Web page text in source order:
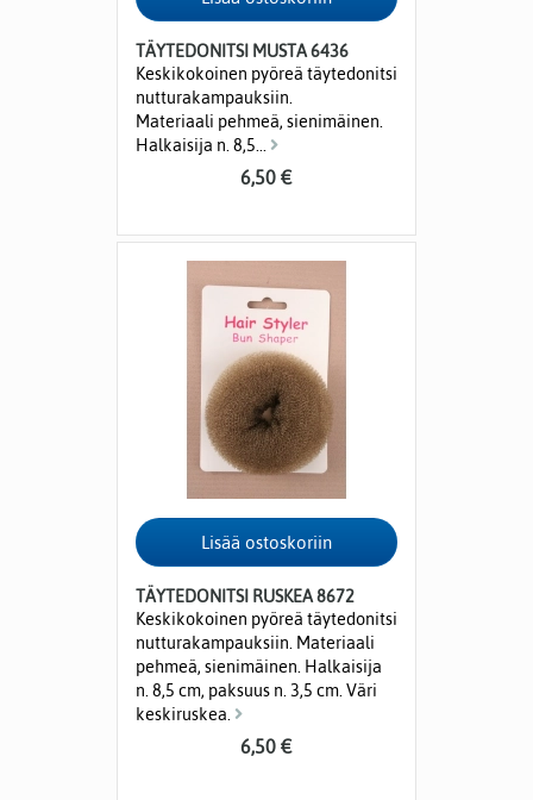
TÄYTEDONITSI MUSTA 6436
Keskikokoinen pyöreä täytedonitsi
nutturakampauksiin.
Materiaali pehmeä, sienimäinen.
Halkaisija n. 8,5...
6,50 €
TÄYTEDONITSI RUSKEA 8672
Keskikokoinen pyöreä täytedonitsi
nutturakampauksiin. Materiaali
pehmeä, sienimäinen. Halkaisija
n. 8,5 cm, paksuus n. 3,5 cm. Väri
keskiruskea.
6,50 €